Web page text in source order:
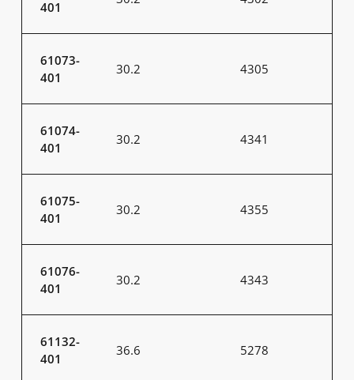
401
61073-
401
30.2 4305
61074-
401
30.2 4341
61075-
401
30.2 4355
61076-
401
30.2 4343
61132-
401
36.6 5278